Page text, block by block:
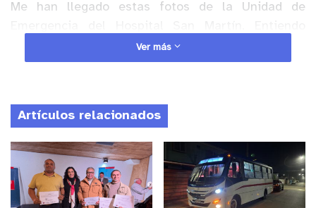
Me han llegado estas fotos de la Unidad de
absolutamente la gran demanda de atención que
tiene la salud pública, pero no vamos a aceptar
cartel se les informe a las personas que no van a
ser atendidos antes de 12 horas, a no ser que sea
de riesgo vital, y que se deriven a los centros de
atención municipal SAR y Sapu.
Nosotros siempre hemos estado dispuestos a
Ver más
Artículos relacionados